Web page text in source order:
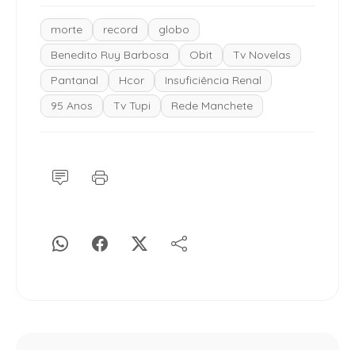
morte record
globo
Benedito Ruy Barbosa
Obit
Tv Novelas
Pantanal
Hcor
Insuficiência Renal
95 Anos
Tv Tupi Rede Manchete